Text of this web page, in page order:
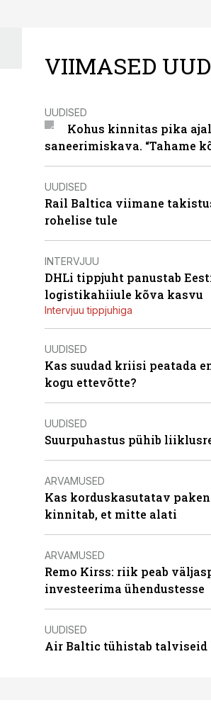
VIIMASED
UUDISED
Kohus kinnitas pika
saneerimiskava. “Tahame
UUDISED
Rail Baltica viimane
rohelise tule
INTERVJUU
DHLi tippjuht panustab
logistikahiiule kõva kasvu
Intervjuu tippjuhiga
UUDISED
Kas suudad kriisi peatada
kogu ettevõtte?
UUDISED
Suurpuhastus pühib
ARVAMUSED
Kas korduskasutatav
kinnitab, et mitte alati
ARVAMUSED
Remo Kirss: riik peab
investeerima ühendustesse
UUDISED
Air Baltic tühistab talviseid